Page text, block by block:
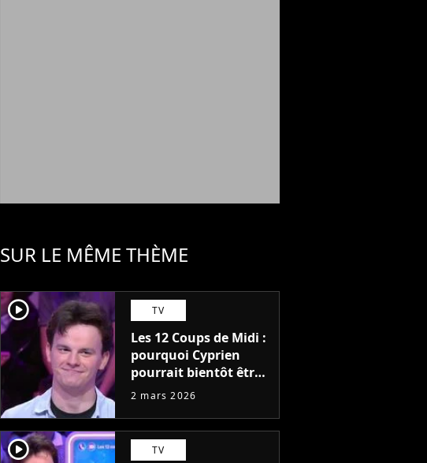
SUR LE MÊME THÈME
player2 TV
Les 12 Coups de Midi :
pourquoi Cyprien
pourrait bientôt être
éliminé
2 mars 2026
player2 TV